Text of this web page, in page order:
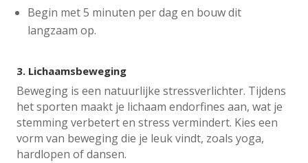
Begin met 5 minuten per dag en bouw dit
langzaam op.
3. Lichaamsbeweging
Beweging is een natuurlijke stressverlichter. Tijdens
het sporten maakt je lichaam endorfines aan, wat je
stemming verbetert en stress vermindert. Kies een
vorm van beweging die je leuk vindt, zoals yoga,
hardlopen of dansen.